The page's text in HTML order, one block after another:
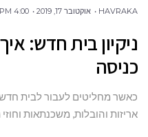
HAVRAKA אוקטובר 17, 2019 4:00 PM
ניקיון בית חדש:
כניסה
כאשר מחליטים לעבור לבית
אריזות והובלות, משכנתאות